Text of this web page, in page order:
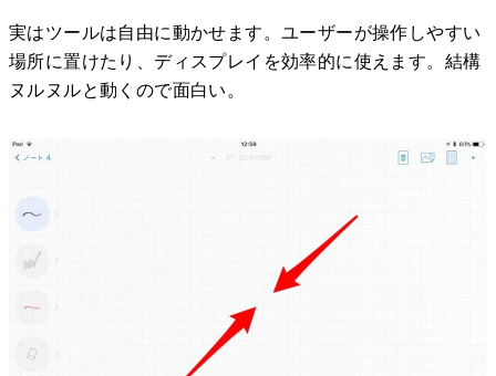
実はツールは自由に動かせます。ユーザーが操作しやすい
場所に置けたり、ディスプレイを効率的に使えます。結構
ヌルヌルと動くので面白い。